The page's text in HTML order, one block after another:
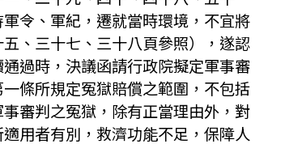
令、軍紀，遷就當時環境，不宜將
、三十七、三十八頁參照），遂認
過時，決議函請行政院擬定軍事審
條所規定冤獄賠償之範圍，不包括
審判之冤獄，除有正當理由外，對
用者有別，救濟功能不足，保障人